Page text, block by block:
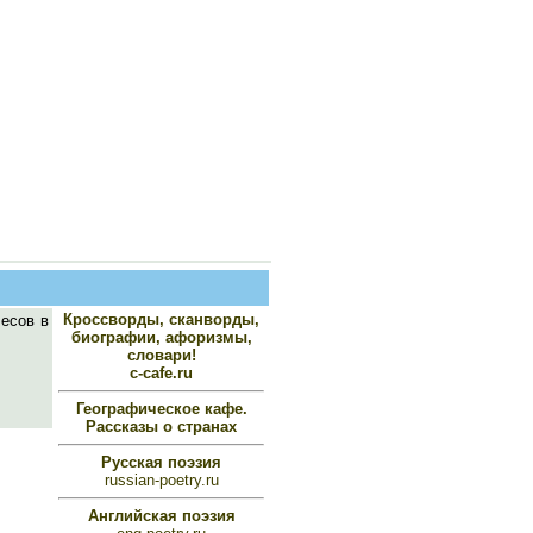
в
Кроссворды, сканворды,
биографии, афоризмы,
словари!
c-cafe.ru
Географическое кафе.
Рассказы о странах
Русская поэзия
russian-poetry.ru
Английская поэзия